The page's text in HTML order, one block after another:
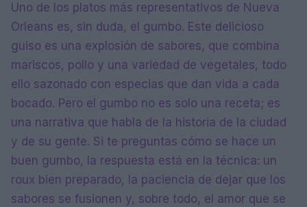
Uno de los platos más representativos de Nueva
Orleans es, sin duda, el gumbo. Este delicioso
guiso es una explosión de sabores, que combina
mariscos, pollo y una variedad de vegetales, todo
ello sazonado con especias que dan vida a cada
bocado. Pero el gumbo no es solo una receta; es
una narrativa que habla de la historia de la ciudad
y de su gente. Si te preguntas cómo se hace un
buen gumbo, la respuesta está en la técnica: un
roux bien preparado, la paciencia de dejar que los
sabores se fusionen y, sobre todo, el amor que se